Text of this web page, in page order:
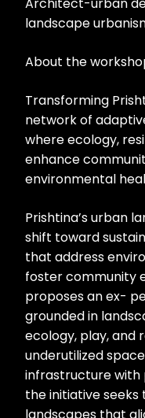
landscape
About the
Transforming
network of
where ecology,
enhance
environmental
Prishtina’s urban
shift toward
that address
foster community
proposes an ex-
grounded in
ecology, play, and
underutilized
infrastructure with
the initiative